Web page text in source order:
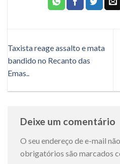
Taxista reage assalto e mata
bandido no Recanto das
Emas..
Deixe um comentário
O seu endereço de e-mail
obrigatórios são marcados